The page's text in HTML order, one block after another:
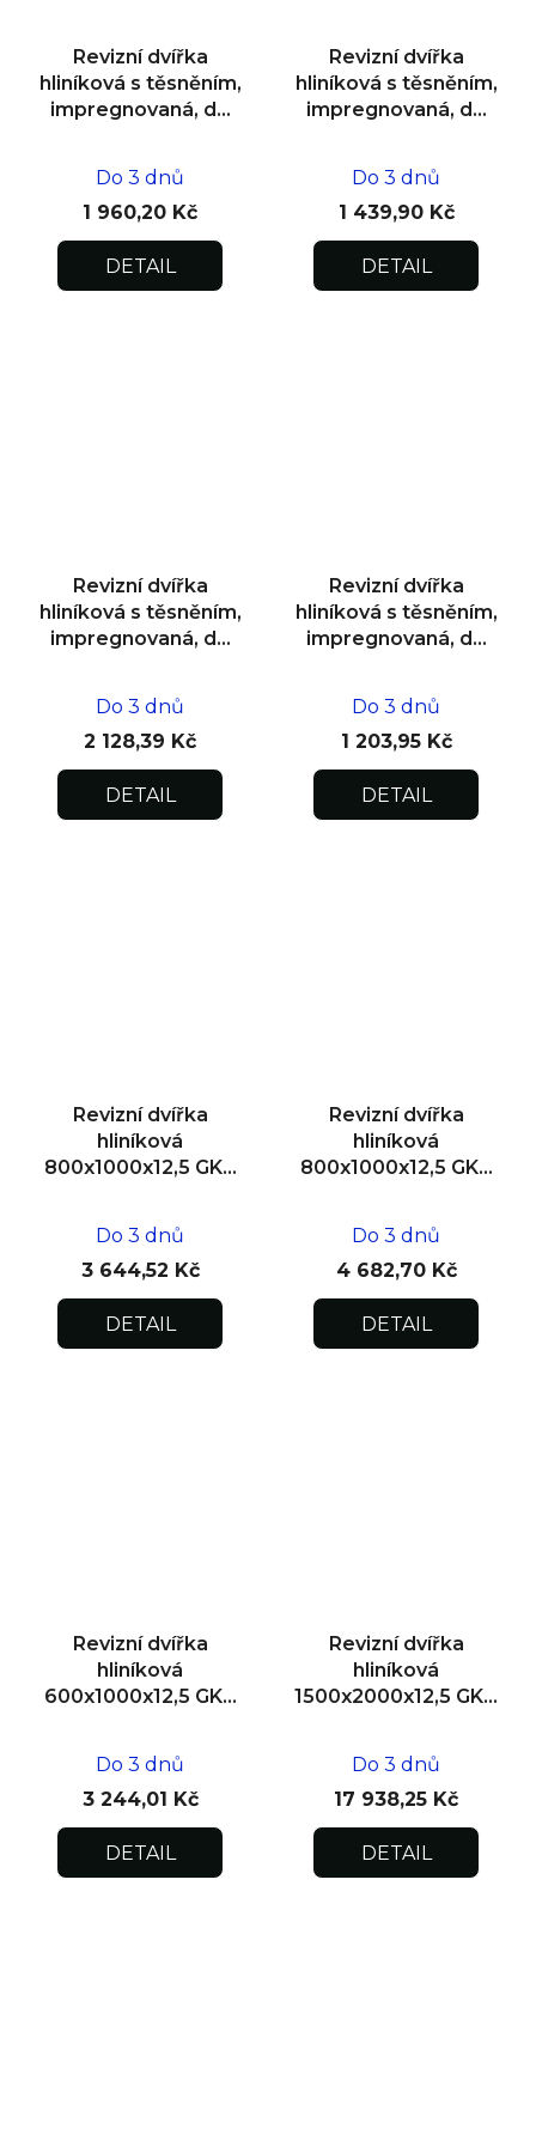
Revizní dvířka
hliníková s těsněním,
impregnovaná, do
Do 3 dnů
1 960,20 Kč
DETAIL
Revizní dvířka
hliníková s těsněním,
impregnovaná, do
Do 3 dnů
1 439,90 Kč
DETAIL
Revizní dvířka
hliníková s těsněním,
impregnovaná, do
Do 3 dnů
2 128,39 Kč
DETAIL
Revizní dvířka
hliníková s těsněním,
impregnovaná, do
Do 3 dnů
1 203,95 Kč
DETAIL
Revizní dvířka
hliníková
800x1000x12,5 GKB
Do 3 dnů
3 644,52 Kč
DETAIL
Revizní dvířka
hliníková
800x1000x12,5 GKB
Do 3 dnů
4 682,70 Kč
DETAIL
Revizní dvířka
hliníková
600x1000x12,5 GKB
Do 3 dnů
3 244,01 Kč
DETAIL
Revizní dvířka
hliníková
1500x2000x12,5 GKB
Do 3 dnů
17 938,25 Kč
DETAIL